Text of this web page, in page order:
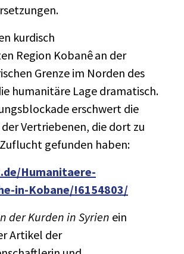
kurdisch
Region Kobanêan der
Grenze im Norden des
humanitäre Lage dramatisch.
erschwert die
Vertriebenen, die dort zu
gefunden haben:
Humanitaere-
in-Kobane/!6154803/
der Kurden in Syrien ein
Artikel der